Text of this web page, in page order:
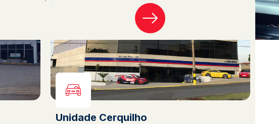
Unidade Cerquilho